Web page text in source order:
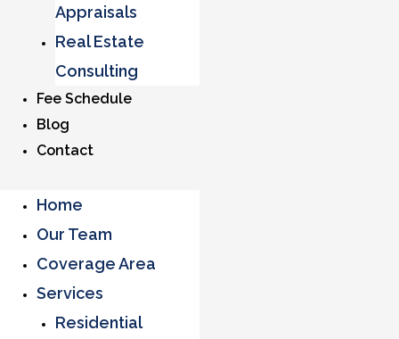
Appraisals
Real Estate
Consulting
Fee Schedule
Blog
Contact
Home
Our Team
Coverage Area
Services
Residential